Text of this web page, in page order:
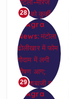
28
29